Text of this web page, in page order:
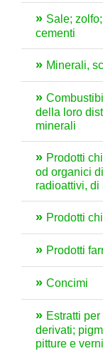
Sale;
cementi
Minerali,
della loro
minerali
Prodotti
od organici
radioattivi, di
Prodotti
Prodotti
Concimi
Estratti
derivati;
pitture e